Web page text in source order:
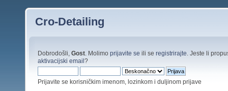
Cro-Detailing
Dobrodošli, Gost . Molimo prijavite se ili se registrirajte . Jeste li
aktivacijski email?
Prijavite se korisničkim imenom, lozinkom i duljinom prijave